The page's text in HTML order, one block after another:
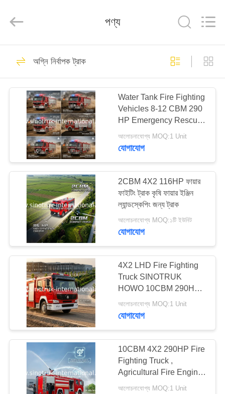
পণ্য
আমাদের
সম্বন্ধে
কারখানা
পরিদর্শন
গুণমান
নিয়ন্ত্রণ
আমাদের
যোগাযোগ
একটি
উদ্ধৃতি
LTD..
পণ্যসম্ভার ট্রাক
টিপ্পার ডাম্প ট্রাক
528
ট্র্যাক্টর ট্রাক
119
111
পণ্য
অগ্নি নির্বাপক ট্রাক
Water Tank Fire Fighting
Vehicles 8-12 CBM 290
HP Emergency Rescue
আলোচনাযোগ্য MOQ:1 Unit
যোগাযোগ
2CBM 4X2 116HP ফায়ার
ফাইটিং ট্রাক কৃষি ফায়ার ইঞ্জিন
ল্যান্ডস্কেপিং জন্য ট্রাক
আলোচনাযোগ্য MOQ:১টি ইউনিট
যোগাযোগ
4X2 LHD Fire Fighting
Truck SINOTRUK
HOWO 10CBM 290HP
for Sprinkling
আলোচনাযোগ্য MOQ:1 Unit
যোগাযোগ
10CBM 4X2 290HP Fire
Fighting Truck ,
Agricultural Fire Engine
Truck For Landscaping
আলোচনাযোগ্য MOQ:1 Unit